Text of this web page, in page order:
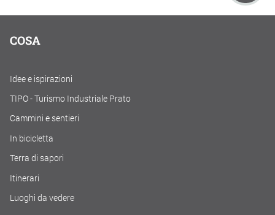
COSA
Idee e ispirazioni
TIPO - Turismo Industriale Prato
Cammini e sentieri
In bicicletta
Terra di sapori
Itinerari
Luoghi da vedere